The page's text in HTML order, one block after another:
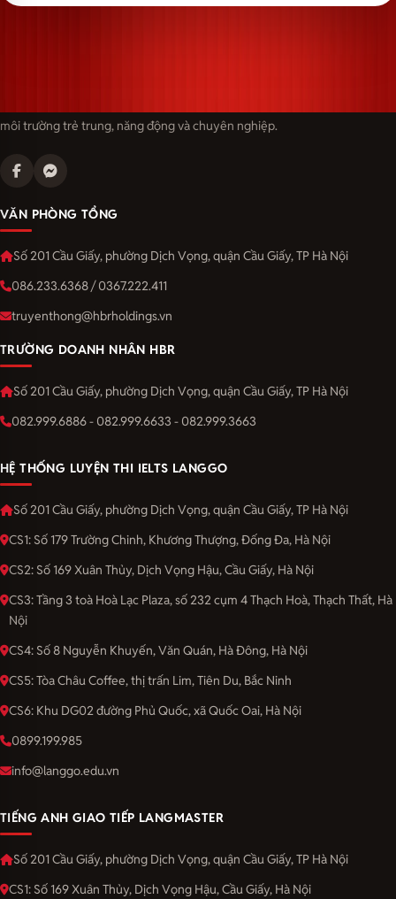
môi trường trẻ trung, năng động và chuyên nghiệp.
VĂN PHÒNG TỔNG
Số 201 Cầu Giấy, phường Dịch Vọng, quận Cầu Giấy, TP Hà Nội
086.233.6368 / 0367.222.411
truyenthong@hbrholdings.vn
TRƯỜNG DOANH NHÂN HBR
Số 201 Cầu Giấy, phường Dịch Vọng, quận Cầu Giấy, TP Hà Nội
082.999.6886 - 082.999.6633 - 082.999.3663
HỆ THỐNG LUYỆN THI IELTS LANGGO
Số 201 Cầu Giấy, phường Dịch Vọng, quận Cầu Giấy, TP Hà Nội
CS1: Số 179 Trường Chinh, Khương Thượng, Đống Đa, Hà Nội
CS2: Số 169 Xuân Thủy, Dịch Vọng Hậu, Cầu Giấy, Hà Nội
CS3: Tầng 3 toà Hoà Lạc Plaza, số 232 cụm 4 Thạch Hoà, Thạch Thất, Hà
Nội
CS4: Số 8 Nguyễn Khuyến, Văn Quán, Hà Đông, Hà Nội
CS5: Tòa Châu Coffee, thị trấn Lim, Tiên Du, Bắc Ninh
CS6: Khu DG02 đường Phủ Quốc, xã Quốc Oai, Hà Nội
0899.199.985
info@langgo.edu.vn
TIẾNG ANH GIAO TIẾP LANGMASTER
Số 201 Cầu Giấy, phường Dịch Vọng, quận Cầu Giấy, TP Hà Nội
CS1: Số 169 Xuân Thủy, Dịch Vọng Hậu, Cầu Giấy, Hà Nội